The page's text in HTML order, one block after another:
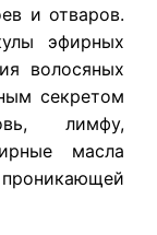
и отваров.
эфирных
волосяных
секретом
лимфу,
масла